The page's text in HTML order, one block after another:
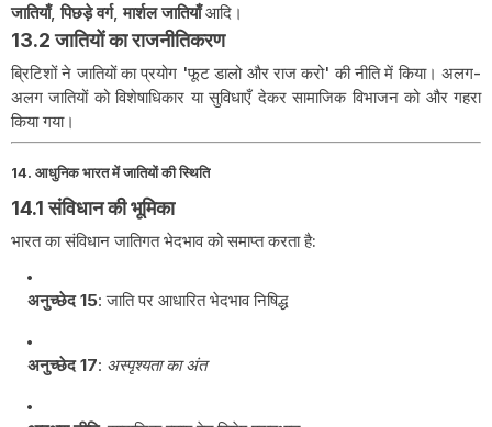
जातियाँ,पिछड़े वर्ग,मार्शल जातियाँआदि।
13.2 जातियों का राजनीतिकरण
ब्रिटिशों ने जातियों का प्रयोग 'फूट डालो और राज करो' की नीति में किया। अलग-
अलग जातियों को विशेषाधिकार या सुविधाएँ देकर सामाजिक विभाजन को और गहरा
किया गया।
14. आधुनिक भारत में जातियों की स्थिति
14.1 संविधान की भूमिका
भारत का संविधान जातिगत भेदभाव को समाप्त करता है:
अनुच्छेद 15: जाति पर आधारित भेदभाव निषिद्ध
अनुच्छेद 17: अस्पृश्यता का अंत